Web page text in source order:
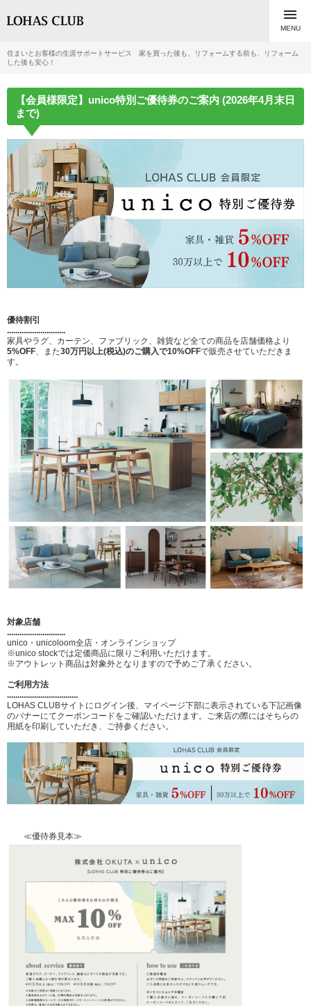

MENU
住まいとお客様の生涯サポートサービス 家を買った後も、リフォームする前も、リフォーム
した後も安心！
【会員様限定】unico特別ご優待券のご案内 (2026年4月末日
まで)
優待割引
............................
家具やラグ、カーテン、ファブリック、雑貨など全ての商品を店舗価格より
5%OFF、また30万円以上(税込)のご購入で10%OFFで販売させていただきま
す。
対象店舗
............................
unico・unicoloom全店・オンラインショップ
※unico stockでは定価商品に限りご利用いただけます。
※アウトレット商品は対象外となりますので予めご了承ください。
ご利用方法
..................................
LOHAS CLUBサイトにログイン後、マイページ下部に表示されている下記画像
のバナーにてクーポンコードをご確認いただけます。ご来店の際にはそちらの
用紙を印刷していただき、ご持参ください。
≪優待券見本≫